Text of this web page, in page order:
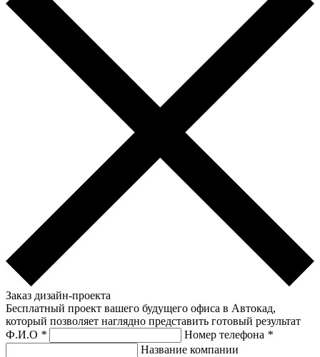
Заказ дизайн-проекта
Бесплатный проект вашего будущего офиса в Автокад,
который позволяет наглядно представить готовый результат
Ф.И.О * Номер телефона *
Название компании